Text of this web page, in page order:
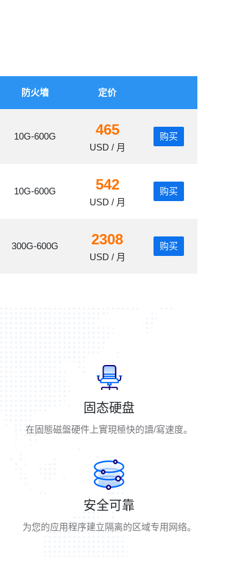
防火墙 定价
10G-600G 465
USD / 月
购买
10G-600G 542
USD / 月
购买
300G-600G 2308
USD / 月
购买
固态硬盘
在固態磁盤硬件上實現極快的讀/寫速度。
安全可靠
为您的应用程序建立隔离的区域专用网络。